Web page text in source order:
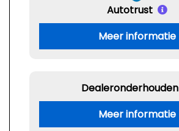
Autotrust
Meer informatie
Dealeronderhouden
Meer informatie